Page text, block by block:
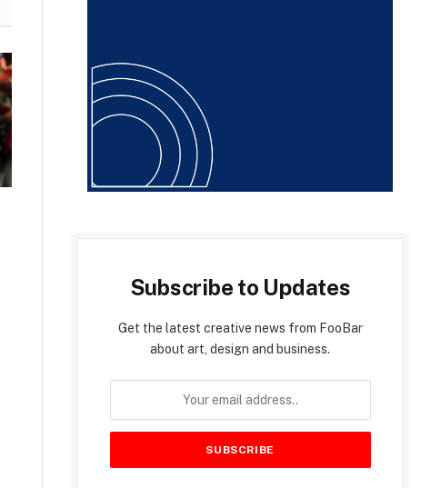
Subscribe to Updates
Get the latest creative news from FooBar
about art, design and business.